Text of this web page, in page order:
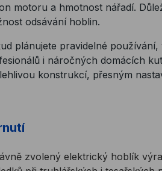
motoru a hmotnost nářadí.
odsávání hoblin.
plánujete pravidelné
i náročných domácích
konstrukcí, přesným
zvolený elektrický hoblík